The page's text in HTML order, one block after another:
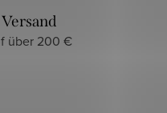
über 200 €